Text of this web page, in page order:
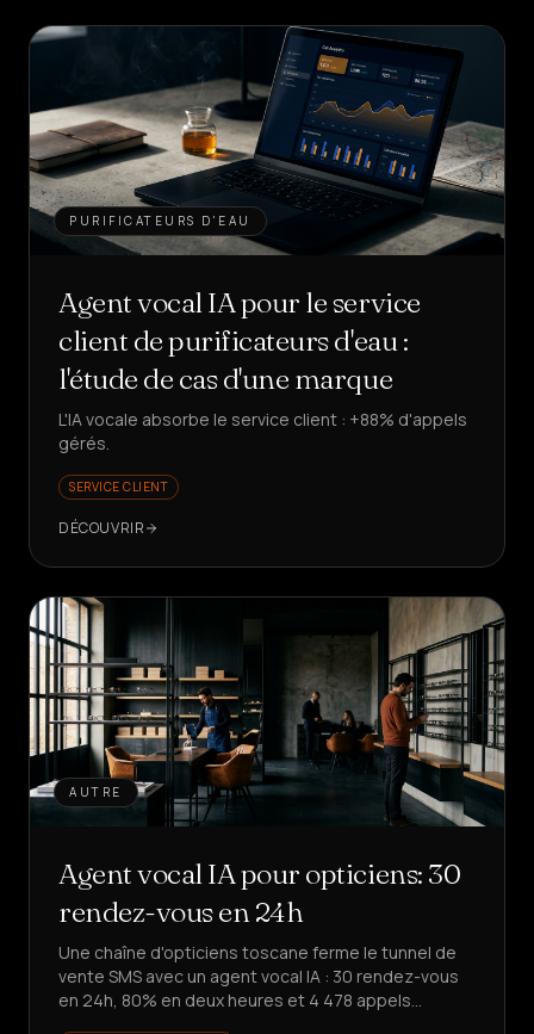
PURIFICATEURS D'EAU
Agent vocal IA pour le service
client de purificateurs d'eau :
l'étude de cas d'une marque
L'IA vocale absorbe le service client : +88% d'appels
gérés.
SERVICE CLIENT
DÉCOUVRIR
AUTRE
Agent vocal IA pour opticiens: 30
rendez-vous en 24h
Une chaîne d'opticiens toscane ferme le tunnel de
vente SMS avec un agent vocal IA : 30 rendez-vous
en 24h, 80% en deux heures et 4 478 appels